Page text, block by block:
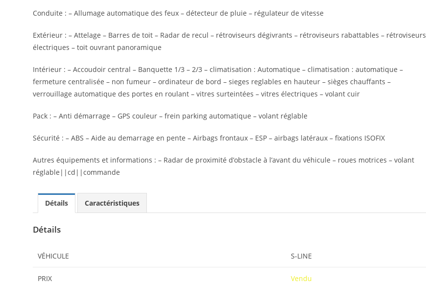
Conduite : – Allumage automatique des feux – détecteur de pluie – régulateur de vitesse
Extérieur : – Attelage – Barres de toit – Radar de recul – rétroviseurs dégivrants – rétroviseurs rabattables – rétroviseurs
électriques – toit ouvrant panoramique
Intérieur : – Accoudoir central – Banquette 1/3 – 2/3 – climatisation : Automatique – climatisation : automatique –
fermeture centralisée – non fumeur – ordinateur de bord – sieges reglables en hauteur – sièges chauffants –
verrouillage automatique des portes en roulant – vitres surteintées – vitres électriques – volant cuir
Pack : – Anti démarrage – GPS couleur – frein parking automatique – volant réglable
Sécurité : – ABS – Aide au demarrage en pente – Airbags frontaux – ESP – airbags latéraux – fixations ISOFIX
Autres équipements et informations : – Radar de proximité d’obstacle à l’avant du véhicule – roues motrices – volant
réglable||cd||commande
Détails Caractéristiques
Détails
VÉHICULE S-LINE
PRIX Vendu